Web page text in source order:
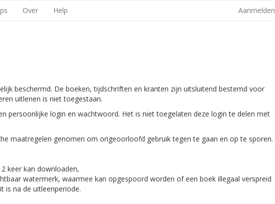
Over Help Aanmelden
beschermd. De boeken, tijdschriften en kranten zijn uitsluitend bestemd voor
uitlenen is niet toegestaan.
persoonlijke login en wachtwoord. Het is niet toegelaten deze login te delen met
maatregelen genomen om ongeoorloofd gebruik tegen te gaan en op te sporen.
keer kan downloaden,
watermerk, waarmee kan opgespoord worden of een boek illegaal verspreid
is na de uitleenperiode.